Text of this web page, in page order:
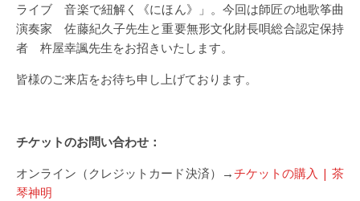
ライブ 音楽で紐解く《にほん》」。今回は師匠の地歌筝曲
演奏家 佐藤紀久子先生と重要無形文化財長唄総合認定保持
者 杵屋幸諷先生をお招きいたします。
皆様のご来店をお待ち申し上げております。
チケットのお問い合わせ：
オンライン（クレジットカード決済）→チケットの購入 | 茶
琴神明